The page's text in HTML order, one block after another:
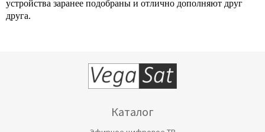
устройства заранее подобраны и отлично дополняют друг
друга.
Каталог